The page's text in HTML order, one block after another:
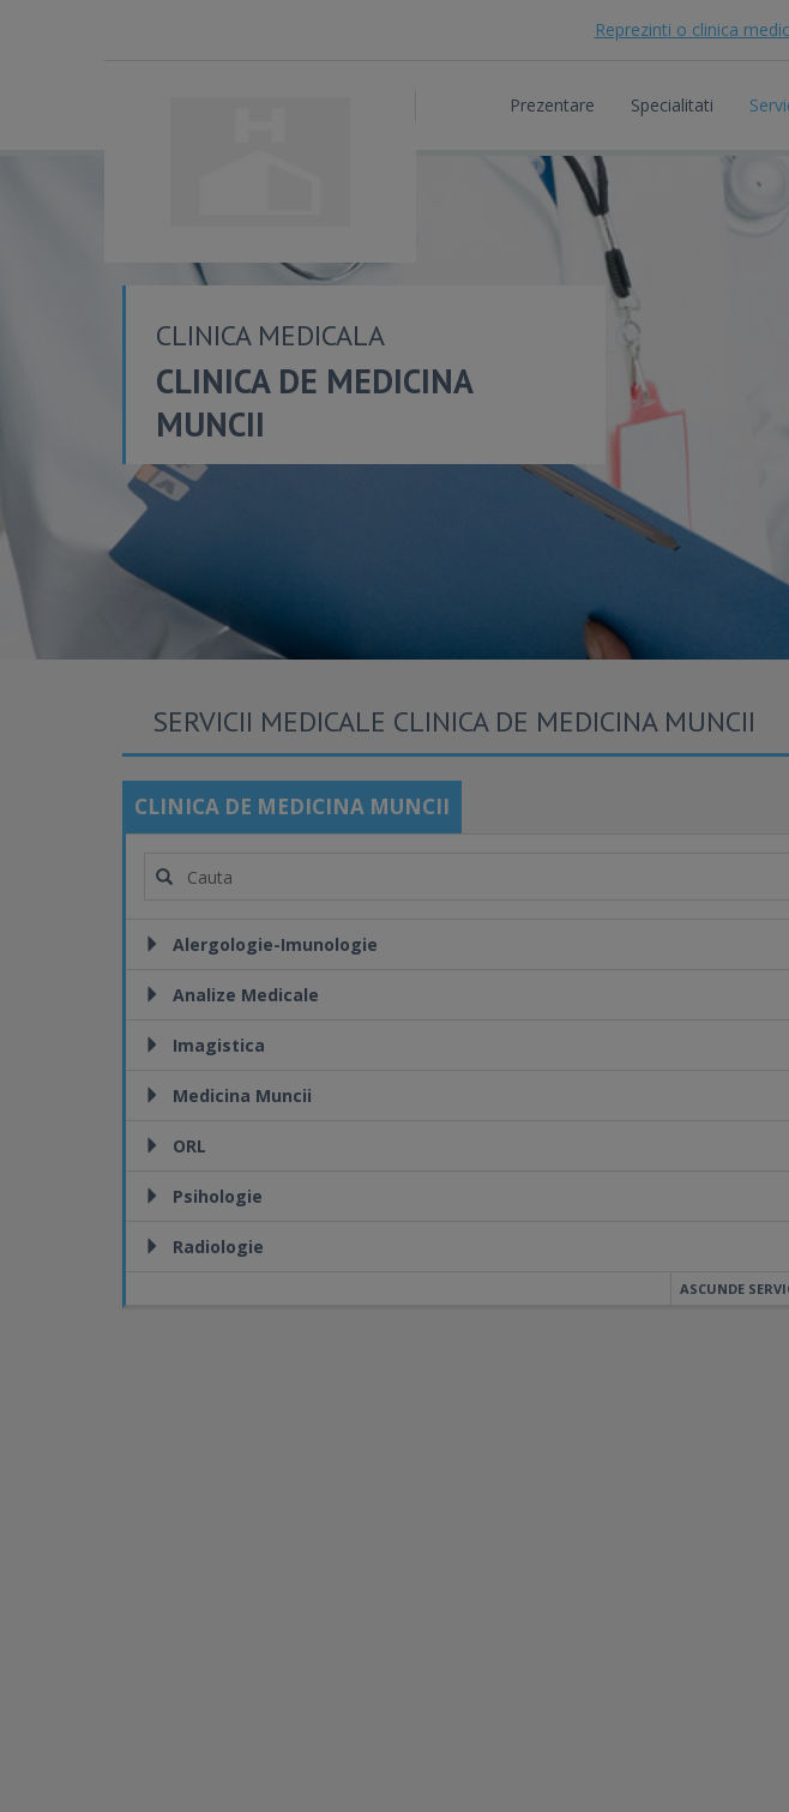
Reprezinti o clinica
Prezentare Specialitati
CLINICA MEDICALA
CLINICA DE MEDICINA
MUNCII
SERVICII MEDICALE CLINICA DE MEDICINA MUNCII
CLINICA DE MEDICINA MUNCII
Alergologie-Imunologie
Analize Medicale
Imagistica
Medicina Muncii
ORL
Psihologie
Radiologie
ASCUNDE